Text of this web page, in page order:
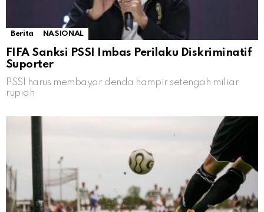
Berita NASIONAL
FIFA Sanksi PSSI Imbas Perilaku Diskriminatif
Suporter
PSSI harus membayar denda hampir setengah miliar
rupiah